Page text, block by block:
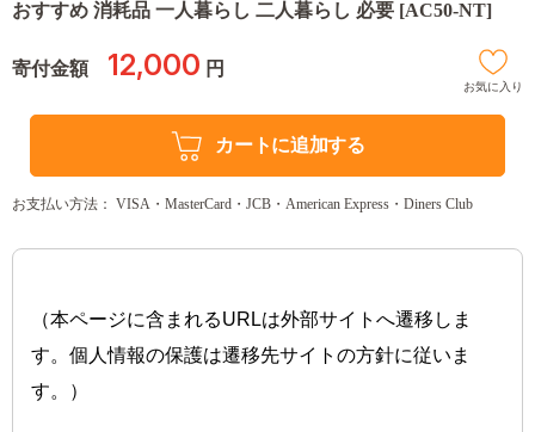
おすすめ 消耗品 一人暮らし 二人暮らし 必要 [AC50-NT]
寄付金額 12,000 円
お気に入り
カートに追加する
お支払い方法： VISA・MasterCard・JCB・American Express・Diners Club
（本ページに含まれるURLは外部サイトへ遷移しま
す。個人情報の保護は遷移先サイトの方針に従いま
す。）